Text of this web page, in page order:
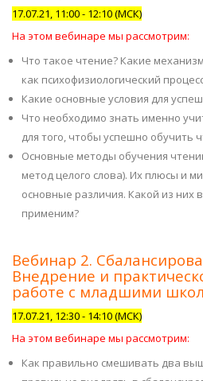
17.07.21, 11:00 - 12:10 (МСК)
На этом вебинаре мы рассмотрим:
Что такое чтение? Какие
как психофизиологический
Какие основные условия для
Что необходимо знать именно
для того, чтобы успешно обучить
Основные методы обучения
метод целого слова). Их плюсы и
основные различия. Какой из них
применим?
Вебинар 2.
Внедрение и
работе с младшими
17.07.21, 12:30 - 14:10 (МСК)
На этом вебинаре мы рассмотрим:
Как правильно смешивать два